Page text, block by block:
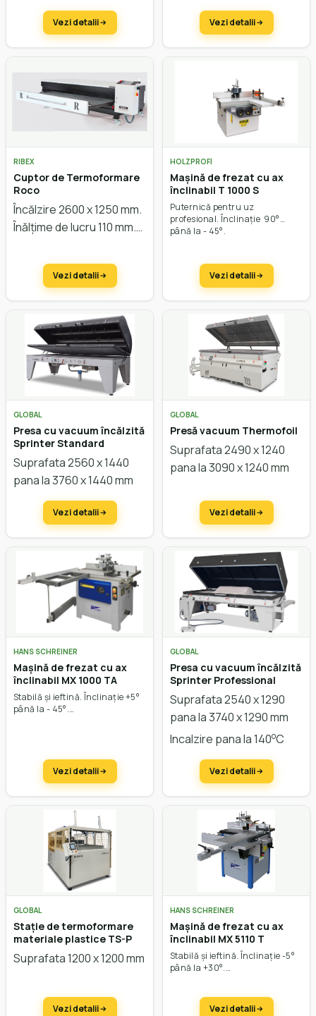
Vezi detalii
Vezi detalii
RIBEX
Cuptor de Termoformare
Roco
Încălzire 2600 x 1250 mm.
Înălțime de lucru 110 mm.
Vezi detalii
HOLZPROFI
Mașină de frezat cu ax
înclinabil T 1000 S
Puternică pentru uz
profesional. Înclinație 90°
până la - 45°.
Vezi detalii
GLOBAL
Presa cu vacuum încălzită
Sprinter Standard
Suprafata 2560 x 1440
pana la 3760 x 1440 mm
Vezi detalii
GLOBAL
Presă vacuum Thermofoil
Suprafata 2490 x 1240
pana la 3090 x 1240 mm
Vezi detalii
HANS SCHREINER
Mașină de frezat cu ax
înclinabil MX 1000 TA
Stabilă și ieftină. Înclinație +5°
până la - 45°.
Vezi detalii
GLOBAL
Presa cu vacuum încălzită
Sprinter Professional
Suprafata 2540 x 1290
pana la 3740 x 1290 mm
Incalzire pana la 140oC
Vezi detalii
GLOBAL
Stație de termoformare
materiale plastice TS-P
Suprafata 1200 x 1200 mm
Vezi detalii
HANS SCHREINER
Mașină de frezat cu ax
înclinabil MX 5110 T
Stabilă și ieftină. Înclinație -5°
până la +30°.
Vezi detalii